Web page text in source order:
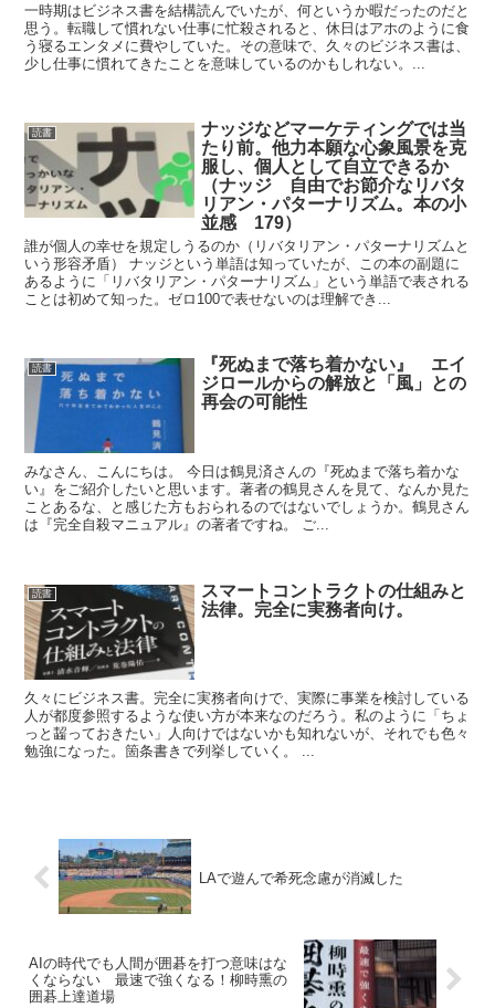
一時期はビジネス書を結構読んでいたが、何というか暇だったのだと
思う。転職して慣れない仕事に忙殺されると、休日はアホのように食
う寝るエンタメに費やしていた。その意味で、久々のビジネス書は、
少し仕事に慣れてきたことを意味しているのかもしれない。...
読書
ナッジなどマーケティングでは当
たり前。他力本願な心象風景を克
服し、個人として自立できるか
（ナッジ 自由でお節介なリバタ
リアン・パターナリズム。本の小
並感 179）
誰が個人の幸せを規定しうるのか（リバタリアン・パターナリズムと
いう形容矛盾） ナッジという単語は知っていたが、この本の副題に
あるように「リバタリアン・パターナリズム」という単語で表される
ことは初めて知った。ゼロ100で表せないのは理解でき...
読書
『死ぬまで落ち着かない』 エイ
ジロールからの解放と「風」との
再会の可能性
みなさん、こんにちは。 今日は鶴見済さんの『死ぬまで落ち着かな
い』をご紹介したいと思います。著者の鶴見さんを見て、なんか見た
ことあるな、と感じた方もおられるのではないでしょうか。鶴見さん
は『完全自殺マニュアル』の著者ですね。 ご...
読書
スマートコントラクトの仕組みと
法律。完全に実務者向け。
久々にビジネス書。完全に実務者向けで、実際に事業を検討している
人が都度参照するような使い方が本来なのだろう。私のように「ちょ
っと齧っておきたい」人向けではないかも知れないが、それでも色々
勉強になった。箇条書きで列挙していく。 ...
LAで遊んで希死念慮が消滅した
AIの時代でも人間が囲碁を打つ意味はな
くならない 最速で強くなる！柳時熏の
囲碁上達道場